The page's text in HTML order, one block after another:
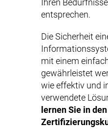
Ihren
entsprechen.
Die Sicherheit
mit einem
gewährleistet
wie effektiv und
verwendete
lernen Sie in den